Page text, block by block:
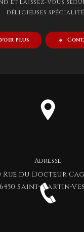
et laissez-vous
délicieuses
plus
Adresse
Rue du Docteur
Saint-Martin-